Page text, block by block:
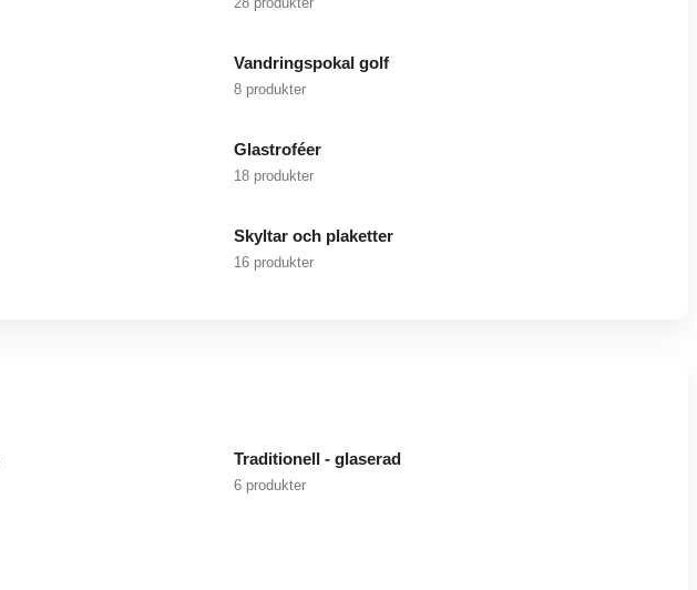
Vandringspokal golf
8 produkter
Glastroféer
18 produkter
Skyltar och plaketter
16 produkter
Traditionell - glaserad
6 produkter